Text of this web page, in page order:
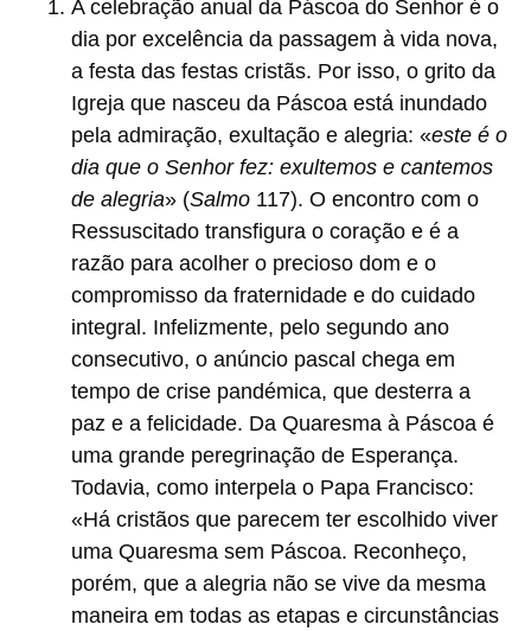
A celebração anual da Páscoa do Senhor é o
dia por excelência da passagem à vida nova,
a festa das festas cristãs. Por isso, o grito da
Igreja que nasceu da Páscoa está inundado
pela admiração, exultação e alegria: «este é o
dia que o Senhor fez: exultemos e cantemos
de alegria» (Salmo 117). O encontro com o
Ressuscitado transfigura o coração e é a
razão para acolher o precioso dom e o
compromisso da fraternidade e do cuidado
integral. Infelizmente, pelo segundo ano
consecutivo, o anúncio pascal chega em
tempo de crise pandémica, que desterra a
paz e a felicidade. Da Quaresma à Páscoa é
uma grande peregrinação de Esperança.
Todavia, como interpela o Papa Francisco:
«Há cristãos que parecem ter escolhido viver
uma Quaresma sem Páscoa. Reconheço,
porém, que a alegria não se vive da mesma
maneira em todas as etapas e circunstâncias